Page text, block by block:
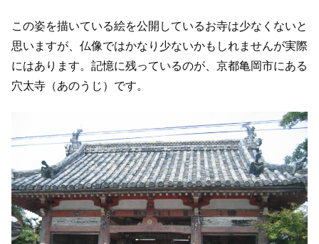
この姿を描いている絵を公開しているお寺は少なくないと
思いますが、仏像ではかなり少ないかもしれませんが実際
にはあります。記憶に残っているのが、京都亀岡市にある
穴太寺（あのうじ）です。